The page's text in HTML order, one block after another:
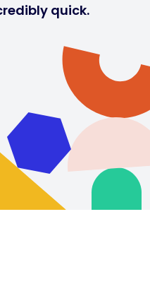
quick.